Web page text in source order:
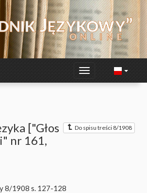
Do spisu treści 8/1908
["Głos
nr 161,
8/1908 s. 127-128